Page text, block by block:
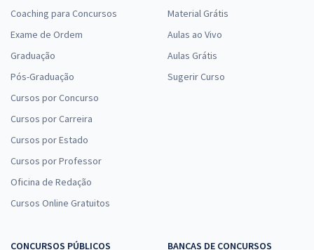
Coaching para Concursos
Exame de Ordem
Graduação
Pós-Graduação
Cursos por Concurso
Cursos por Carreira
Cursos por Estado
Cursos por Professor
Oficina de Redação
Cursos Online Gratuitos
Material Grátis
Aulas ao Vivo
Aulas Grátis
Sugerir Curso
CONCURSOS PÚBLICOS
BANCAS DE CONCURSOS